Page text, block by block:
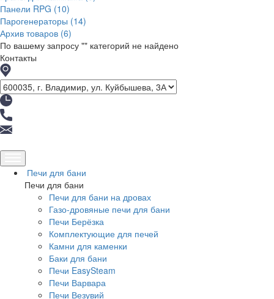
Панели RPG (10)
Парогенераторы (14)
Архив товаров (6)
По вашему запросу "" категорий не найдено
Контакты
Печи для бани
Печи для бани
Печи для бани на дровах
Газо-дровяные печи для бани
Печи Берёзка
Комплектующие для печей
Камни для каменки
Баки для бани
Печи EasySteam
Печи Варвара
Печи Везувий